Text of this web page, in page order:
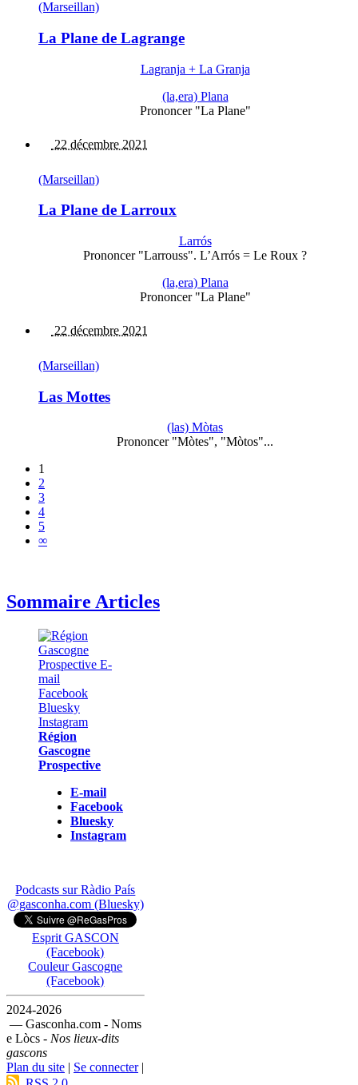
(Marseillan)
La Plane de Lagrange
Lagranja + La Granja
(la,era) Plana
Prononcer "La Plane"
22 décembre 2021
(Marseillan)
La Plane de Larroux
Larrós
Prononcer "Larrouss". L’Arrós = Le Roux ?
(la,era) Plana
Prononcer "La Plane"
22 décembre 2021
(Marseillan)
Las Mottes
(las) Mòtas
Prononcer "Mòtes", "Mòtos"...
1
2
3
4
5
∞
Sommaire Articles
Région
Gascogne
Prospective
E-mail
Facebook
Bluesky
Instagram
Podcasts sur Ràdio País
@gasconha.com (Bluesky)
Esprit GASCON
(Facebook)
Couleur Gascogne
(Facebook)
2024-2026
— Gasconha.com - Noms
e Lòcs - Nos lieux-dits
gascons
Plan du site | Se connecter|